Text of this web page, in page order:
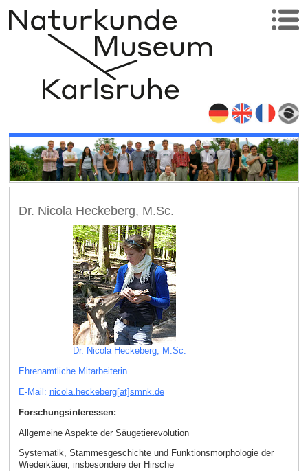
Dr. Nicola Heckeberg, M.Sc.
Dr. Nicola Heckeberg, M.Sc.
Ehrenamtliche Mitarbeiterin
E-Mail: nicola.heckeberg[at]smnk.de
Forschungsinteressen:
Allgemeine Aspekte der Säugetierevolution
Systematik, Stammesgeschichte und Funktionsmorphologie der
Wiederkäuer, insbesondere der Hirsche